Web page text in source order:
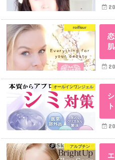
roifleur
オールインワンジェル
アルブチン